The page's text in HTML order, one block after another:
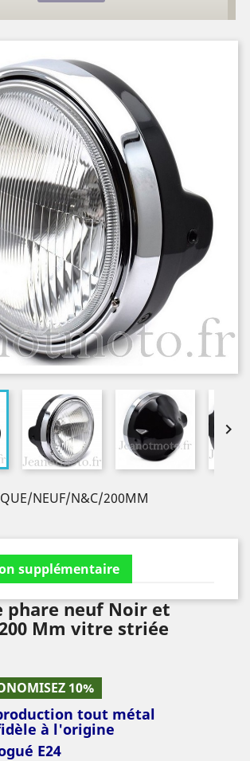

NEUF/N&C/200MM
supplémentaire
phare neuf Noir et
Mm vitre striée
10%
tout métal
à l'origine
E24